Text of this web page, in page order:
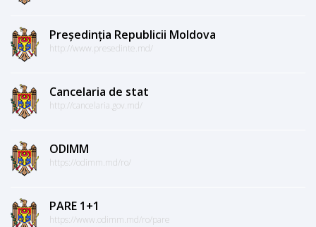
Președinția Republicii Moldova
http://www.presedinte.md/
Cancelaria de stat
http://cancelaria.gov.md/
ODIMM
https://odimm.md/ro/
PARE 1+1
https://www.odimm.md/ro/pare